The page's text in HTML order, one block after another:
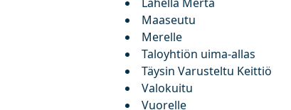
Maaseutu
Merelle
Taloyhtiön uima-allas
Täysin Varusteltu Keittiö
Valokuitu
Vuorelle